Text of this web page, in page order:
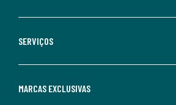
SERVIÇOS
MARCAS EXCLUSIVAS